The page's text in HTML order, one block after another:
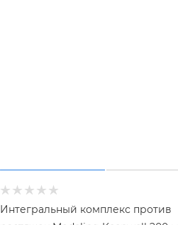
Интегральный комплекс против